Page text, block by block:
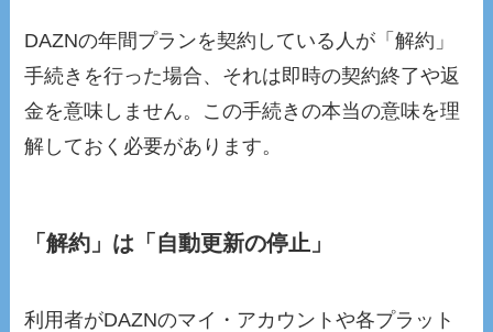
DAZNの年間プランを契約している人が「解約」
手続きを行った場合、それは即時の契約終了や返
金を意味しません。この手続きの本当の意味を理
解しておく必要があります。
「解約」は「自動更新の停止」
利用者がDAZNのマイ・アカウントや各プラット